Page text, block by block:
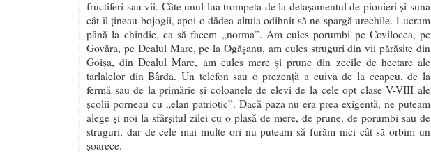
fructiferi sau vii. Câte unul lua trompeta de la detașamentul de pionieri și suna
cât îl țineau bojogii, apoi o dădea altuia odihnit să ne spargă urechile. Lucram
până la chindie, ca să facem „norma”. Am cules porumbi pe Covilocea, pe
Govăra, pe Dealul Mare, pe la Ogășanu, am cules struguri din vii părăsite din
Goișa, din Dealul Mare, am cules mere și prune din zecile de hectare ale
tarlalelor din Bârda. Un telefon sau o prezență a cuiva de la ceapeu, de la
fermă sau de la primărie și coloanele de elevi de la cele opt clase V-VIII ale
școlii porneau cu „elan patriotic”. Dacă paza nu era prea exigentă, ne puteam
alege și noi la sfârșitul zilei cu o plasă de mere, de prune, de porumbi sau de
struguri, dar de cele mai multe ori nu puteam să furăm nici cât să orbim un
șoarece.